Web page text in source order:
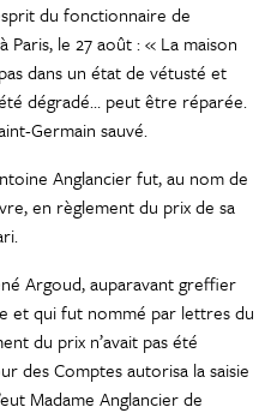
du fonctionnaire de
le 27 août : « La maison
dans un état de vétusté et
été dégradé… peut être réparée.
Germain sauvé.
Anglancier fut, au nom de
en règlement du prix de sa
Argoud, auparavant greffier
et qui fut nommé par lettres du
du prix n’avait pas été
des Comptes autorisa la saisie
Madame Anglancier de